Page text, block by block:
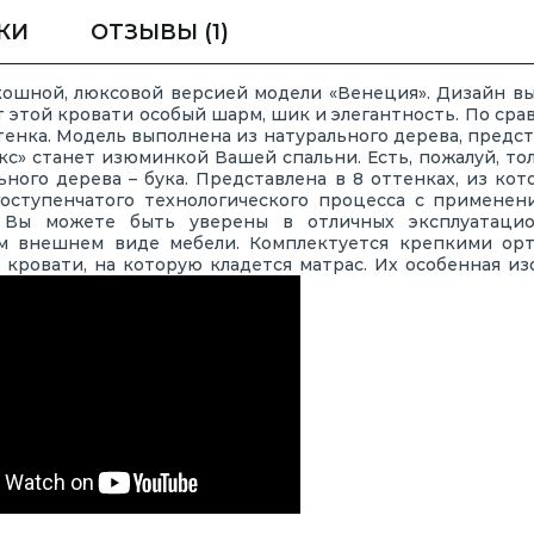
ОТЗЫВЫ (1)
люксовой версией модели «Венеция». Дизайн
этой кровати особый шарм, шик и элегантность. По
Модель выполнена из натурального дерева,
станет изюминкой Вашей спальни. Есть, пожалуй,
дерева – бука. Представлена в 8 оттенках, из
технологического процесса с
можете быть уверены в отличных
внешнем виде мебели. Комплектуется крепкими
на которую кладется матрас. Их особенная